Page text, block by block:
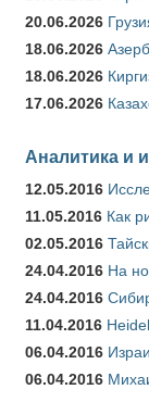
20.06.2026
18.06.2026
18.06.2026
17.06.2026
Аналитика и
12.05.2016
11.05.2016 Как
02.05.2016
24.04.2016 На
24.04.2016
11.04.2016
06.04.2016
06.04.2016